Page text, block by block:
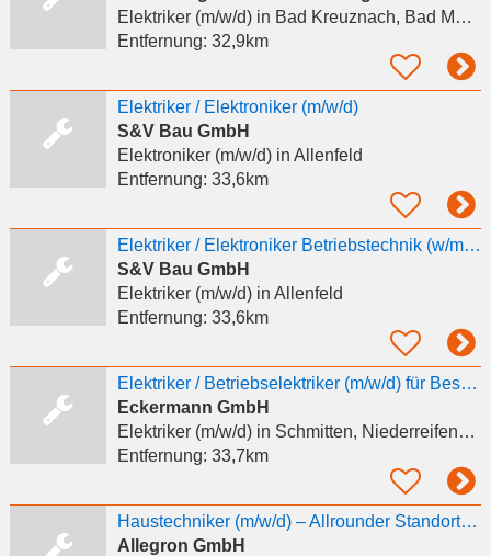
Elektriker (m/w/d)in Bad Kreuznach, Bad Münster am Stein-Ebernburg
Entfernung: 32,9km
Elektriker / Elektroniker (m/w/d)
S&V Bau GmbH
Elektroniker (m/w/d)in Allenfeld
Entfernung: 33,6km
Elektriker / Elektroniker Betriebstechnik (w/m/d)
S&V Bau GmbH
Elektriker (m/w/d)in Allenfeld
Entfernung: 33,6km
Elektriker / Betriebselektriker (m/w/d) für Bestandsanlagen
Eckermann GmbH
Elektriker (m/w/d)in Schmitten, Niederreifenberg
Entfernung: 33,7km
Haustechniker (m/w/d) – Allrounder Standort: Rhein-Main
Allegron GmbH